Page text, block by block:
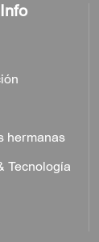
hermanas
Tecnología